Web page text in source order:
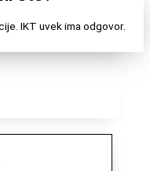
IKT uvek ima odgovor.